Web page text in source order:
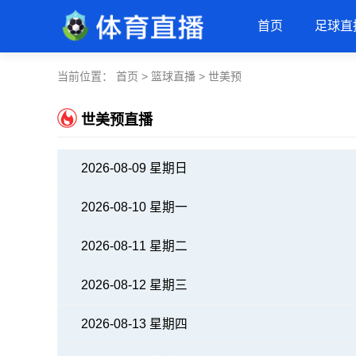
首页 足球直
当前位置： 首页 > 篮球直播 > 世美预
世美预直播
2026-08-09 星期日
2026-08-10 星期一
2026-08-11 星期二
2026-08-12 星期三
2026-08-13 星期四